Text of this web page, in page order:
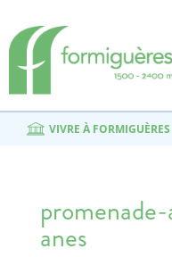
VIVRE À FORMIGUÈRES
anes